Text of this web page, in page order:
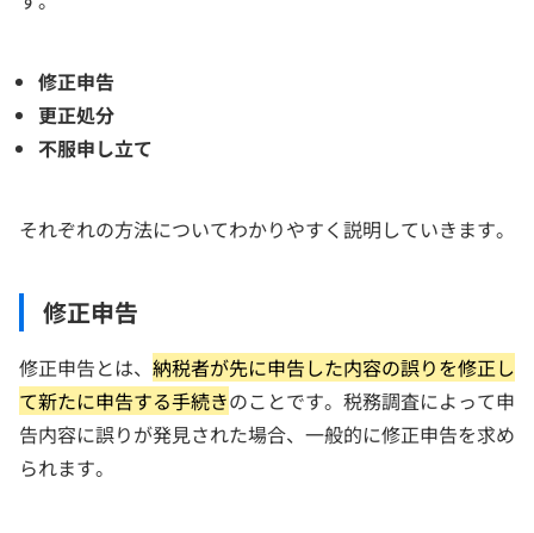
修正申告
更正処分
不服申し立て
それぞれの方法についてわかりやすく説明していきます。
修正申告
修正申告とは、 納税者が先に申告した内容の誤りを修正し
て新たに申告する手続きのことです。税務調査によって申
告内容に誤りが発見された場合、一般的に修正申告を求め
られます。